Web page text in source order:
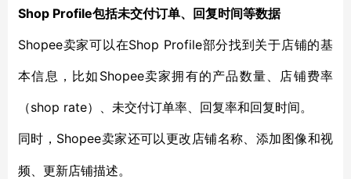
Shop Profile包括未交付订单、回复时间等数据
Shopee卖家可以在Shop Profile部分找到关于店铺的基
本信息，比如Shopee卖家拥有的产品数量、店铺费率
（shop rate）、未交付订单率、回复率和回复时间。
同时， Shopee卖家还可以更改店铺名称、添加图像和视
频、更新店铺描述。